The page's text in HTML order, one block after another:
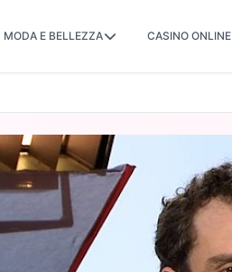
MODA E BELLEZZA CASINO ONLINE